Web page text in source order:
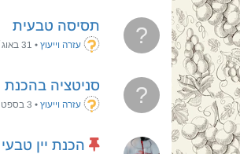
? תסיסה טבעית
עזרה וייעוץ • 31 באוג׳ 2025, 14:16
? סניטציה בהכנת
עזרה וייעוץ • 3 בספט׳ 2022, 19:26
הכנת יין